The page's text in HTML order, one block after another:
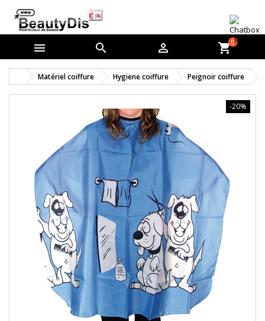
   shopping_cart0
Matériel coiffure Hygiene coiffure Peignoir coiffure
-20%